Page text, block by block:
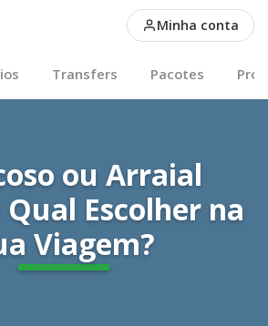
ou ArraialMinha conta
Transfers Pacotes
ou Arraial
Escolher na
Viagem?